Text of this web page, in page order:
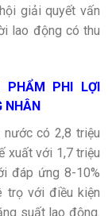
giải quyết vấn
lao động có thu
PHẨM PHI LỢI
NHÂN
nước có 2,8 triệu
xuất với 1,7 triệu
đáp ứng 8-10%
trọ với điều kiện
suất lao động.